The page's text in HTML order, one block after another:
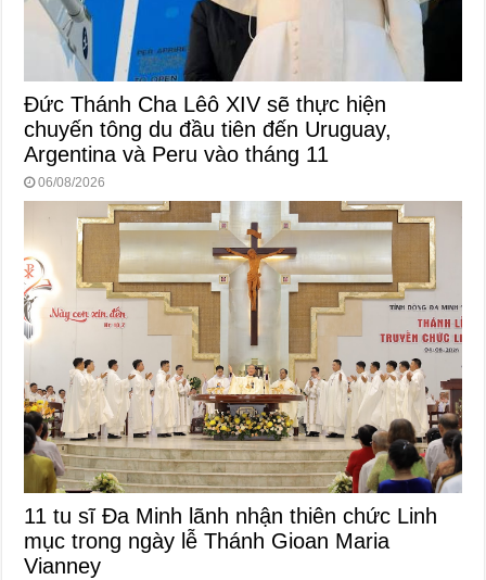
Đức Thánh Cha Lêô XIV sẽ thực hiện
chuyến tông du đầu tiên đến Uruguay,
Argentina và Peru vào tháng 11
06/08/2026
11 tu sĩ Đa Minh lãnh nhận thiên chức Linh
mục trong ngày lễ Thánh Gioan Maria
Vianney